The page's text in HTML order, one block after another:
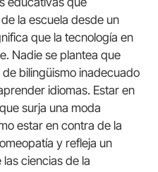
la escuela desde un
que la tecnología en
Nadie se plantea que
bilingüismo inadecuado
idiomas. Estar en
surja una moda
estar en contra de la
y refleja un
ciencias de la